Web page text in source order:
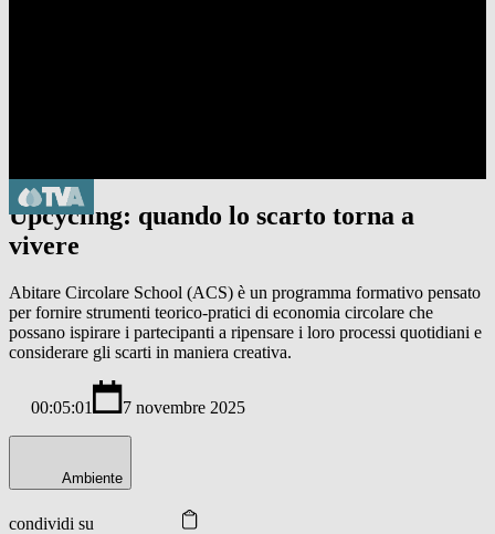
Upcycling: quando lo scarto torna a
vivere
Abitare Circolare School (ACS) è un programma formativo pensato
per fornire strumenti teorico-pratici di economia circolare che
possano ispirare i partecipanti a ripensare i loro processi quotidiani e
considerare gli scarti in maniera creativa.
00:05:01 7 novembre 2025
Ambiente
condividi su